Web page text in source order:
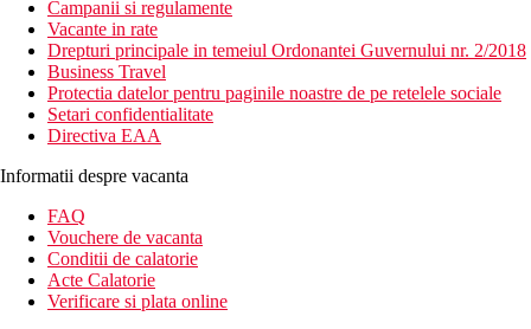
Campanii si regulamente
Vacante in rate
Drepturi principale in temeiul Ordonantei Guvernului nr. 2/2018
Business Travel
Protectia datelor pentru paginile noastre de pe retelele sociale
Setari confidentialitate
Directiva EAA
Informatii despre vacanta
FAQ
Vouchere de vacanta
Conditii de calatorie
Acte Calatorie
Verificare si plata online